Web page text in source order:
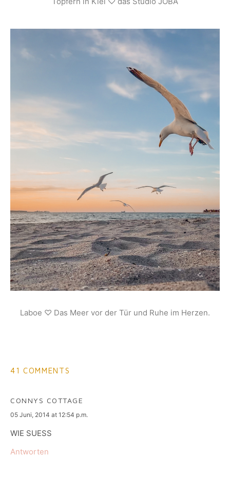
Laboe ♡ Das Meer vor der Tür und Ruhe im Herzen.
41 COMMENTS
CONNYS COTTAGE
says:
05 Juni, 2014 at 12:54 p.m.
WIE SUESS
Antworten